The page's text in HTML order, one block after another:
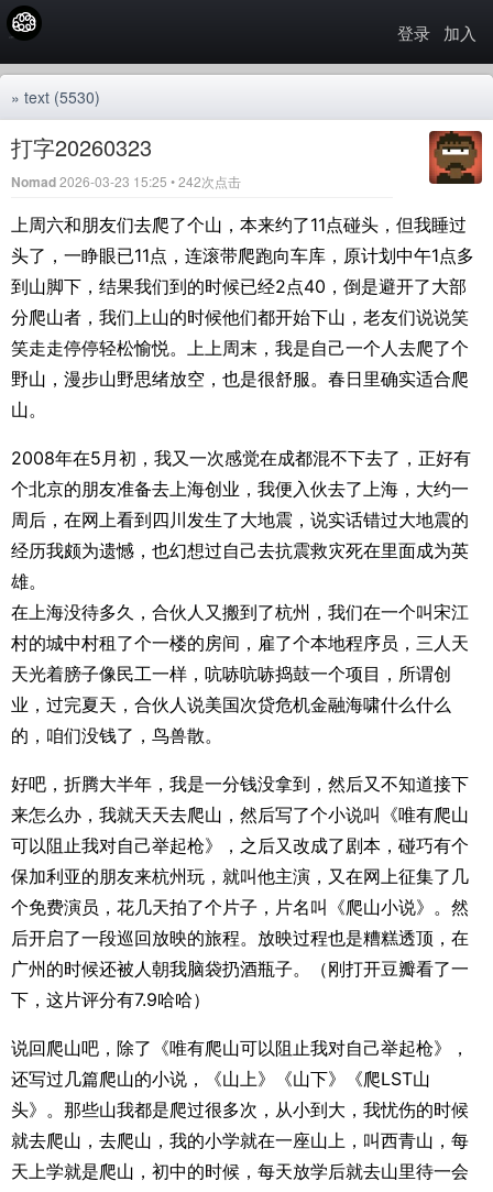
登录 加入
» text (5530)
打字20260323
Nomad2026-03-23 15:25 • 242次点击
上周六和朋友们去爬了个山，本来约了11点碰头，但我睡过
头了，一睁眼已11点，连滚带爬跑向车库，原计划中午1点多
到山脚下，结果我们到的时候已经2点40，倒是避开了大部
分爬山者，我们上山的时候他们都开始下山，老友们说说笑
笑走走停停轻松愉悦。上上周末，我是自己一个人去爬了个
野山，漫步山野思绪放空，也是很舒服。春日里确实适合爬
山。
2008年在5月初，我又一次感觉在成都混不下去了，正好有
个北京的朋友准备去上海创业，我便入伙去了上海，大约一
周后，在网上看到四川发生了大地震，说实话错过大地震的
经历我颇为遗憾，也幻想过自己去抗震救灾死在里面成为英
雄。
在上海没待多久，合伙人又搬到了杭州，我们在一个叫宋江
村的城中村租了个一楼的房间，雇了个本地程序员，三人天
天光着膀子像民工一样，吭哧吭哧捣鼓一个项目，所谓创
业，过完夏天，合伙人说美国次贷危机金融海啸什么什么
的，咱们没钱了，鸟兽散。
好吧，折腾大半年，我是一分钱没拿到，然后又不知道接下
来怎么办，我就天天去爬山，然后写了个小说叫《唯有爬山
可以阻止我对自己举起枪》，之后又改成了剧本，碰巧有个
保加利亚的朋友来杭州玩，就叫他主演，又在网上征集了几
个免费演员，花几天拍了个片子，片名叫《爬山小说》。然
后开启了一段巡回放映的旅程。放映过程也是糟糕透顶，在
广州的时候还被人朝我脑袋扔酒瓶子。（刚打开豆瓣看了一
下，这片评分有7.9哈哈）
说回爬山吧，除了《唯有爬山可以阻止我对自己举起枪》，
还写过几篇爬山的小说，《山上》《山下》《爬LST山
头》。那些山我都是爬过很多次，从小到大，我忧伤的时候
就去爬山，去爬山，我的小学就在一座山上，叫西青山，每
天上学就是爬山，初中的时候，每天放学后就去山里待一会